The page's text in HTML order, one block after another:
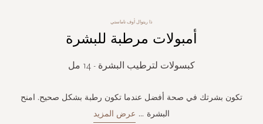
ذا ريتوال أوف ناماستي
أمبولات مرطبة للبشرة
كبسولات لترطيب البشرة - 14 مل
تكون بشرتك في صحة أفضل عندما تكون رطبة بشكل صحيح. امنح
البشرة ... عرض المزيد